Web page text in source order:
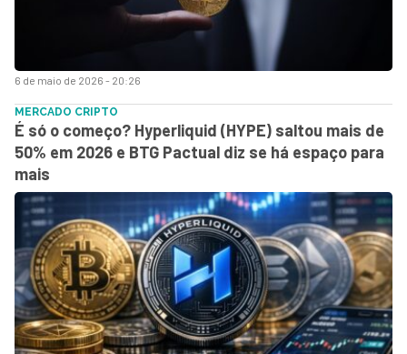
6 de maio de 2026 - 20:26
MERCADO CRIPTO
É só o começo? Hyperliquid (HYPE) saltou mais de
50% em 2026 e BTG Pactual diz se há espaço para
mais